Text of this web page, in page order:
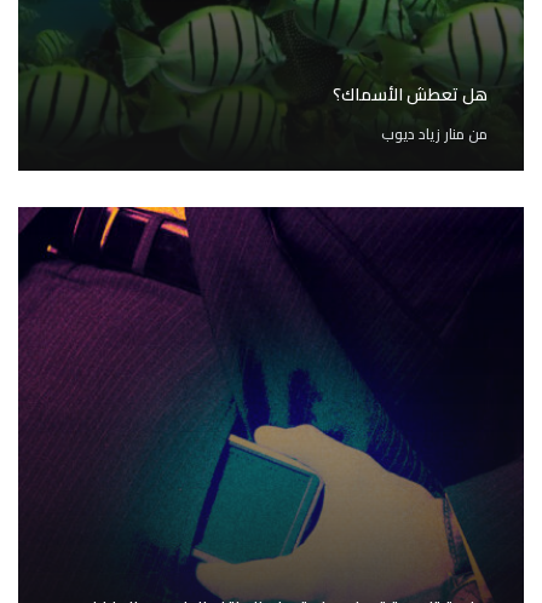
هل تعطش الأسماك؟
من منار زياد ديوب